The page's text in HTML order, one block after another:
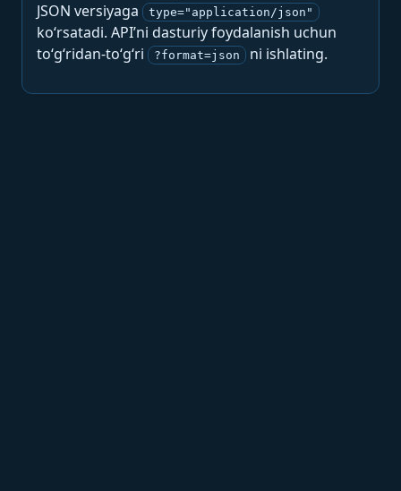
JSON versiyaga
type="application/json"
ko‘rsatadi. API’ni dasturiy foydalanish uchun
to‘g‘ridan-to‘g‘ri
?format=json ni ishlating.